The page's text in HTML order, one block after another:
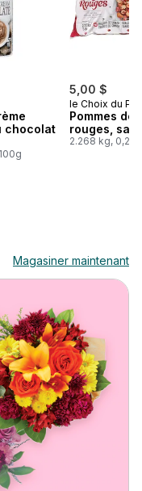
chocolat
5,00 $
le Choix du
Pommes de
rouges, sac
2.268 kg, 0,22
Magasiner maintenant